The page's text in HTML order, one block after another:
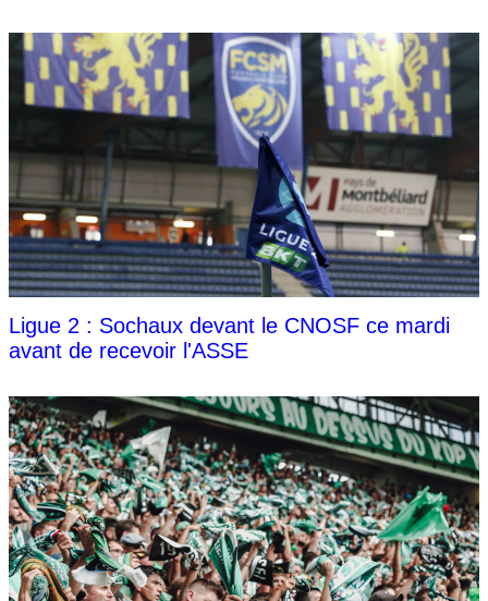
Ligue 2 : Sochaux devant le CNOSF ce mardi
avant de recevoir l'ASSE